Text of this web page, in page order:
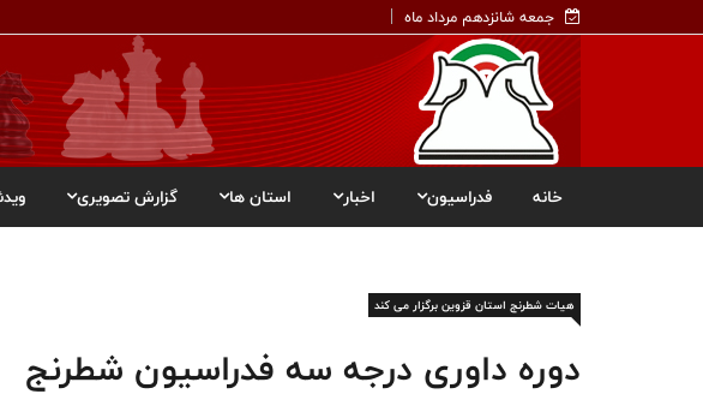
جمعه شانزدهم مرداد ماه
خانه فدراسیون اخبار استان ها گزارش تصویری
هیات شطرنج استان قزوین برگزار می کند
دوره داوری درجه سه فدراسیون شطرنج